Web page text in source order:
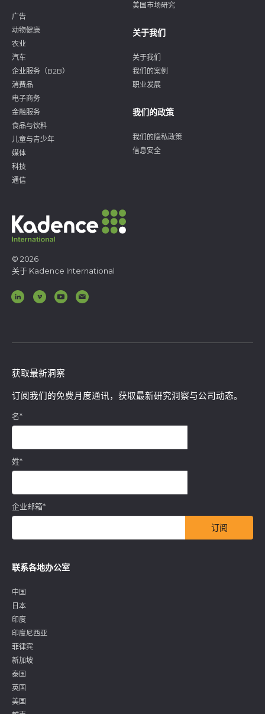
© 2026
关于 Kadence International
广告
动物健康
农业
汽车
企业服务（B2B）
消费品
电子商务
金融服务
食品与饮料
儿童与青少年
媒体
科技
通信
美国市场研究
关于我们
关于我们
我们的案例
职业发展
我们的政策
我们的隐私政策
信息安全
获取最新洞察
订阅我们的免费月度通讯，获取最新研究洞察与公司动态。
名*
姓*
企业邮箱*
联系各地办公室
中国
日本
印度
印度尼西亚
菲律宾
新加坡
泰国
英国
美国